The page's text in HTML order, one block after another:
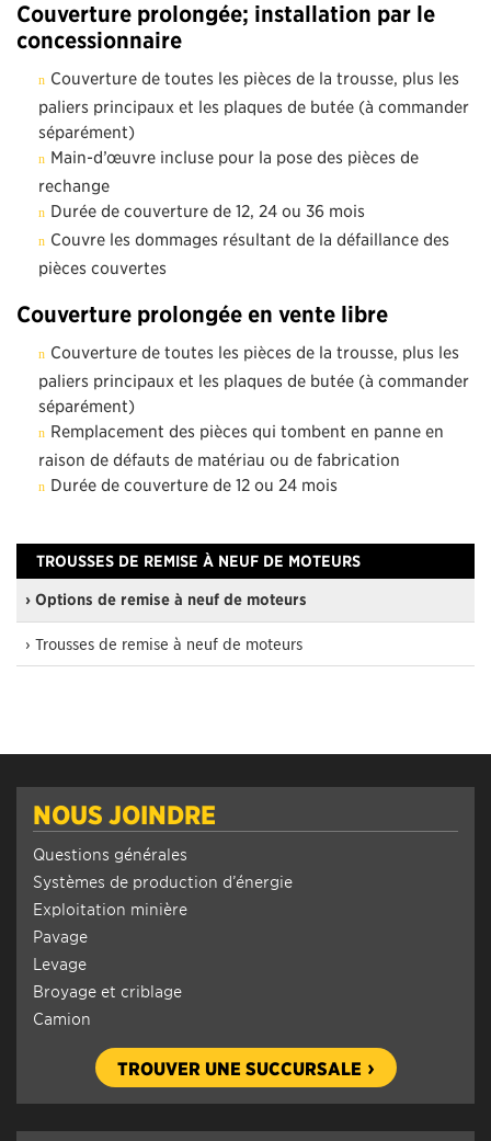
Couverture prolongée; installation par le
concessionnaire
Couverture de toutes les pièces de la trousse, plus les
paliers principaux et les plaques de butée (à commander
séparément)
Main-d’œuvre incluse pour la pose des pièces de
rechange
Durée de couverture de 12, 24 ou 36 mois
Couvre les dommages résultant de la défaillance des
pièces couvertes
Couverture prolongée en vente libre
Couverture de toutes les pièces de la trousse, plus les
paliers principaux et les plaques de butée (à commander
séparément)
Remplacement des pièces qui tombent en panne en
raison de défauts de matériau ou de fabrication
Durée de couverture de 12 ou 24 mois
TROUSSES DE REMISE À NEUF DE MOTEURS
› Options de remise à neuf de moteurs
› Trousses de remise à neuf de moteurs
NOUS JOINDRE
Questions générales
Systèmes de production d’énergie
Exploitation minière
Pavage
Levage
Broyage et criblage
Camion
TROUVER UNE SUCCURSALE